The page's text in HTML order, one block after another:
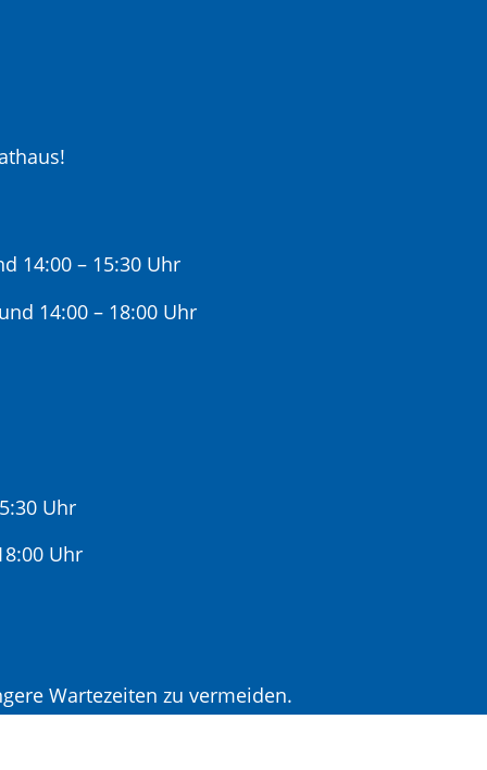
14:00 – 15:30 Uhr
14:00 – 18:00 Uhr
Uhr
Uhr
Wartezeiten zu vermeiden.